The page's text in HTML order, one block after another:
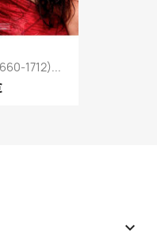
1712)...
